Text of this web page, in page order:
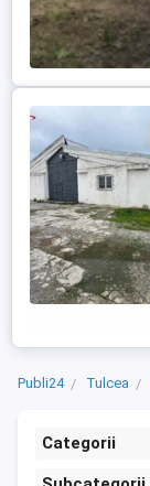
Publi24 Tulcea
Categorii